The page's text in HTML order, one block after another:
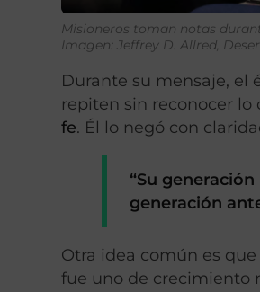
Misioneros toman notas
Imagen: Jeffrey D. Allred,
Durante su mensaje, el
repiten sin reconocer lo
fe. Él lo negó con
“Su
generación
Otra idea común es que
fue uno de crecimiento